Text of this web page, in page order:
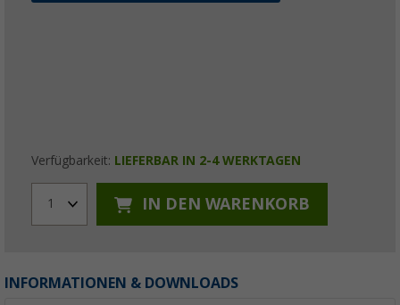
Verfügbarkeit: LIEFERBAR IN 2-4 WERKTAGEN
1 IN DEN WARENKORB
INFORMATIONEN & DOWNLOADS